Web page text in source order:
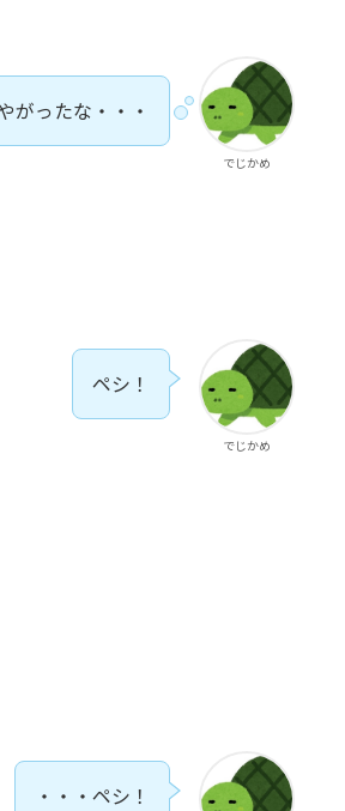
でじかめ
がったな・・・
でじかめ
ペシ！
・・・ペシ！